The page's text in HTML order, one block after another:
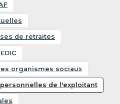
de retraites
organismes sociaux
de l'exploitant